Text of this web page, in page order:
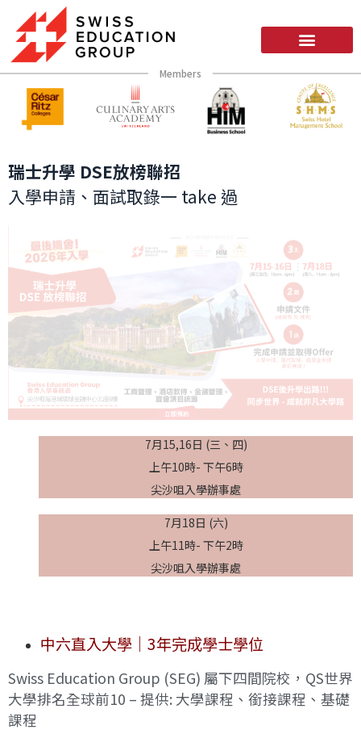
Members
瑞士升學 DSE放榜聯招
入學申請、面試取錄一 take 過
7月15,16日 (三、四)
上午10時- 下午6時
尖沙咀入學辦事處
7月18日 (六)
上午11時- 下午2時
尖沙咀入學辦事處
中六直入大學｜3年完成學士學位
Swiss Education Group (SEG) 屬下四間院校，QS世界
大學排名全球前10 – 提供: 大學課程、銜接課程、基礎
課程